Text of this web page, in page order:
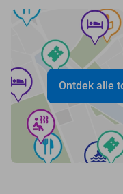
Ontdek alle